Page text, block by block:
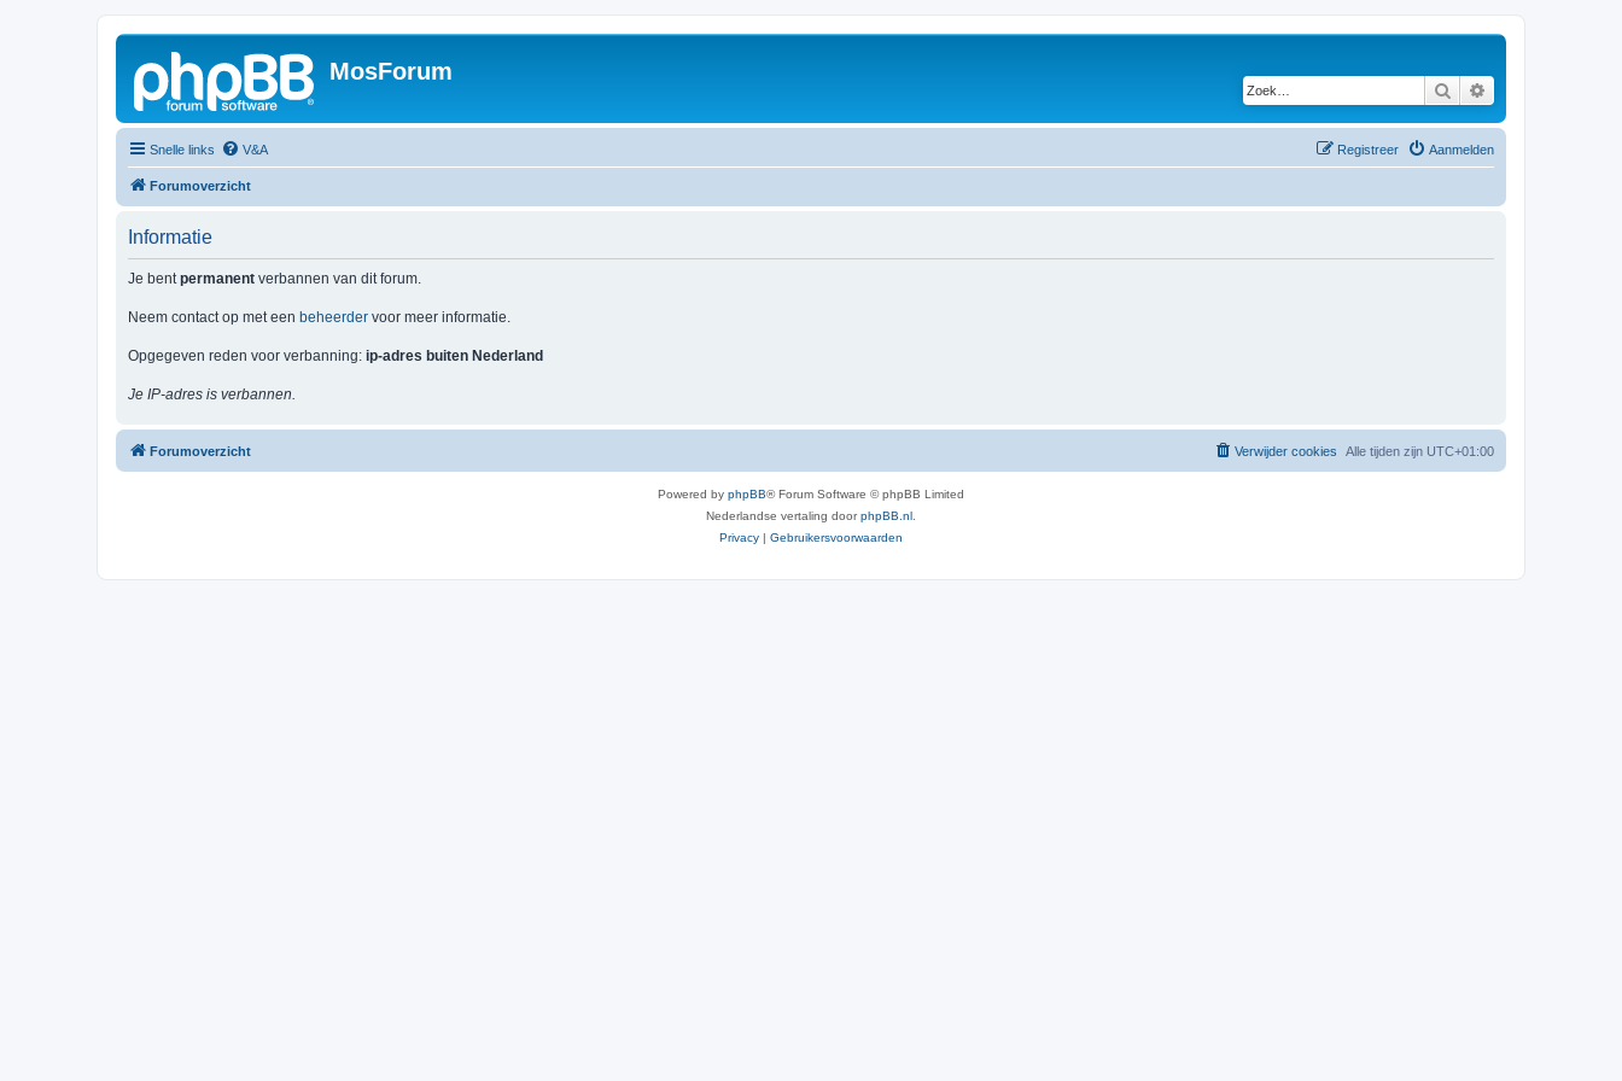
MosForum
Zoek
Snelle links V&A Aanmelden
Registreer
Forumoverzicht
Informatie
Je bentpermanent verbannen van dit forum.
Neem contact op met een beheerder voor meer informatie.
Opgegeven reden voor verbanning: ip-adres buiten Nederland
Je IP-adres is verbannen.
Forumoverzicht Alle tijden zijn UTC+01:00
Verwijder cookies
Powered by phpBB® Forum Software © phpBB Limited
Nederlandse vertaling doorphpBB.nl
Privacy | Gebruikersvoorwaarden